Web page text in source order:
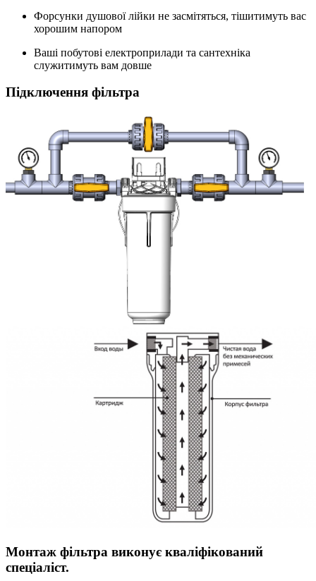
Форсунки душової лійки не засмітяться, тішитимуть вас
хорошим напором
Ваші побутові електроприлади та сантехніка
служитимуть вам довше
Підключення фільтра
Монтаж фільтра виконує кваліфікований
спеціаліст.